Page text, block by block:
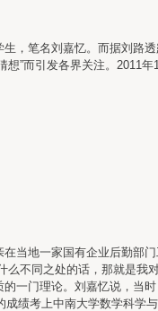
笔名刘嘉忆。而据刘路透
”而引发各界关注。2011年
地一家国有企业后勤部门
不同之处的话，那就是我对
门理论。刘嘉忆说，当时
考上中南大学数学科学与